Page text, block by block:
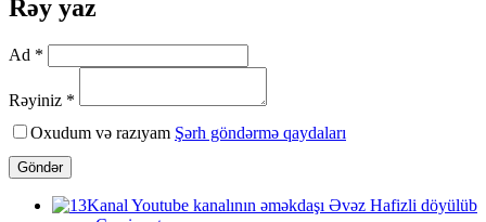
Rəy yaz
Ad *
Rəyiniz *
Oxudum və razıyam Şərh göndərmə qaydaları
Göndər